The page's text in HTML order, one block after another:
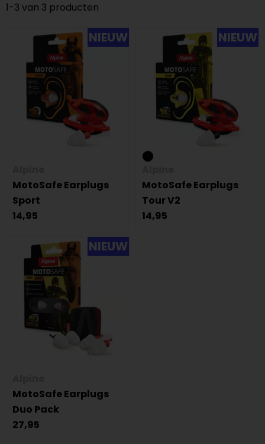
1-3 van 3 producten
NIEUW
MotoSafe Earplugs
Sport
14,95
NIEUW
MotoSafe Earplugs
Tour V2
14,95
NIEUW
MotoSafe Earplugs
Duo Pack
27,95